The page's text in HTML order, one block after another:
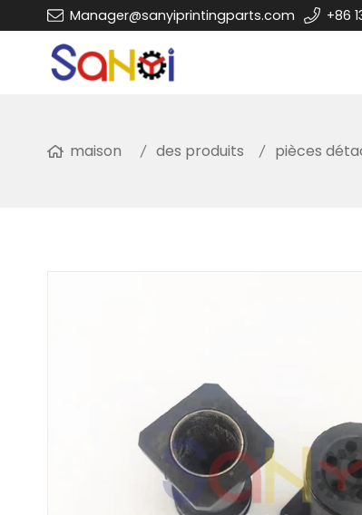
Manager@sanyiprintingparts.com +86
maison des produits pièces